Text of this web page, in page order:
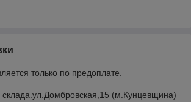
только по предоплате.
(м.Кунцевщина)